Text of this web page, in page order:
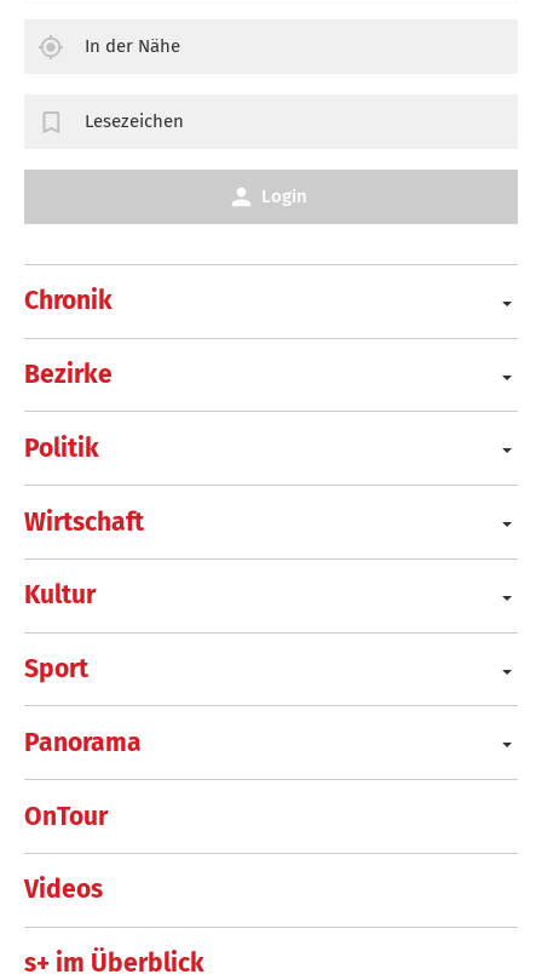
Chronik
Bezirke
Politik
Wirtschaft
Kultur
Sport
Panorama
OnTour
Videos
s+ im Überblick
In der Nähe
Lesezeichen
Login